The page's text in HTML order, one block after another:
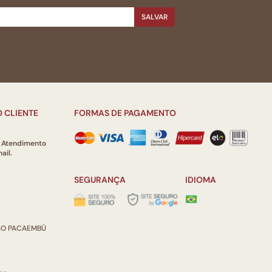
SALVAR
CLIENTE
Atendimento
PACAEMBÚ
FORMAS DE PAGAMENTO
SEGURANÇA IDIOMA